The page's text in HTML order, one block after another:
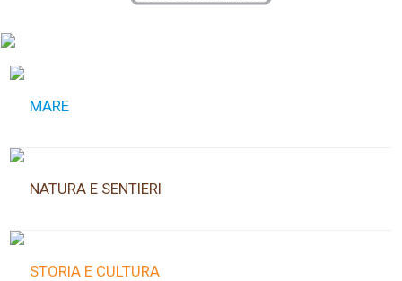
MARE
NATURA E SENTIERI
STORIA E CULTURA